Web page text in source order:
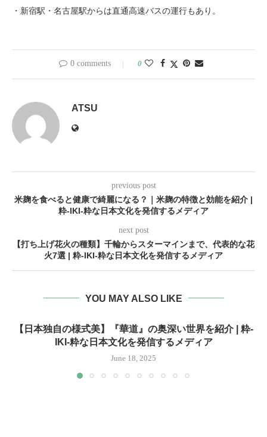
・新宿駅・名古屋駅からは直通高速バスの運行もあり。
0 comments 0
ATSU
previous post
米麹を食べると健康で綺麗になる？｜米麹の特徴と効能を紹介 |
粋-IKI-粋な日本文化を発信するメディア
next post
【打ち上げ花火の種類】千輪からスターマインまで、代表的な花
火7選 | 粋-IKI-粋な日本文化を発信するメディア
YOU MAY ALSO LIKE
【日本独自の様式美】『華道』の奥深い世界を紹介 | 粋-
IKI-粋な日本文化を発信するメディア
June 18, 2025